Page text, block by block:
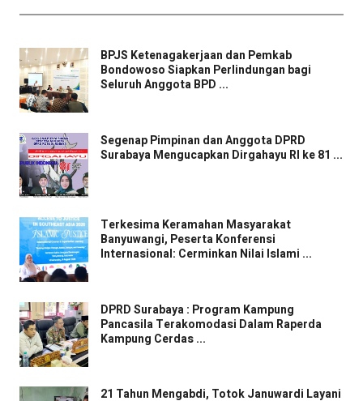
BPJS Ketenagakerjaan dan Pemkab
Bondowoso Siapkan Perlindungan bagi
Seluruh Anggota BPD ...
Segenap Pimpinan dan Anggota DPRD
Surabaya Mengucapkan Dirgahayu RI ke 81 ...
Terkesima Keramahan Masyarakat
Banyuwangi, Peserta Konferensi
Internasional: Cerminkan Nilai Islami ...
DPRD Surabaya : Program Kampung
Pancasila Terakomodasi Dalam Raperda
Kampung Cerdas ...
21 Tahun Mengabdi, Totok Januwardi Layani